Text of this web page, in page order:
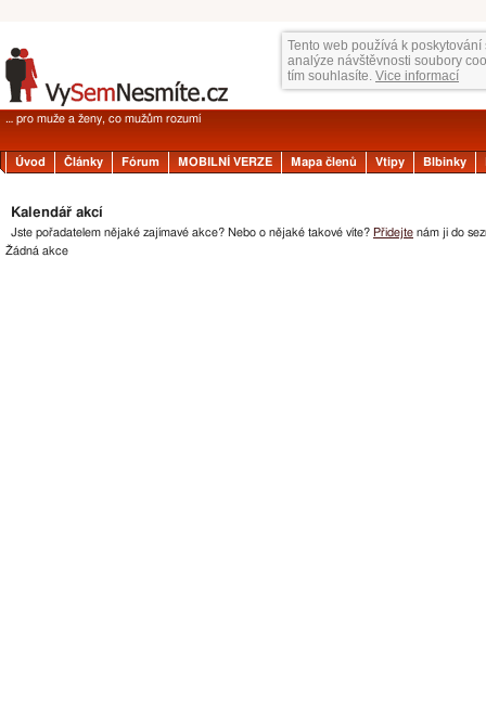
Tento web používá k
analýze návštěvnosti soubory
tím souhlasíte. Vice informací
… pro muže a ženy, co mužům rozumí
Úvod Články Fórum MOBILNÍ VERZE Mapa členů Vtipy Blbinky
Kalendář akcí
Jste pořadatelem nějaké zajímavé akce? Nebo o nějaké takové víte? Přidejte nám ji do
Žádná akce